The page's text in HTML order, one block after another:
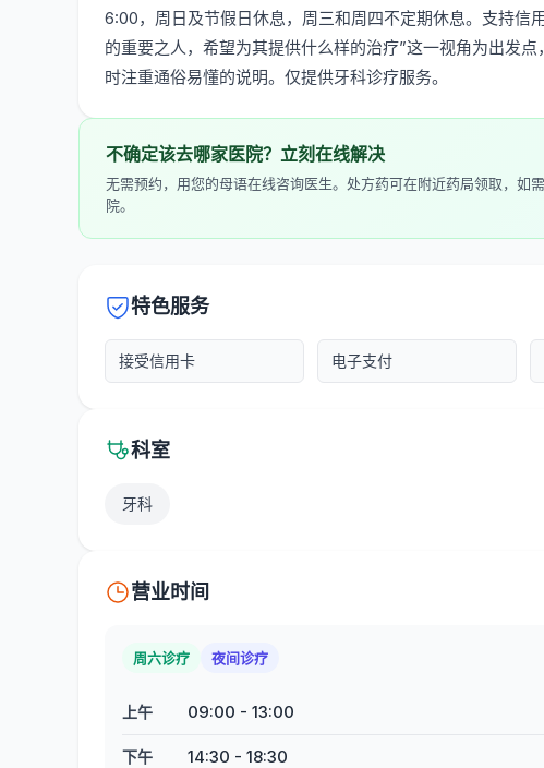
6:00，周日及节假日休息，周三和周四不定期休息。支持信
的重要之人，希望为其提供什么样的治疗”这一视角为出发
时注重通俗易懂的说明。仅提供牙科诊疗服务。
不确定该去哪家医院？立刻在线解决
无需预约，用您的母语在线咨询医生。处方药可在附近药局领取，如
院。
特色服务
接受信用卡 电子支付
科室
牙科
营业时间
周六诊疗 夜间诊疗
上午 09:00 - 13:00
下午 14:30 - 18:30